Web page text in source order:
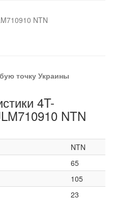
NTN
точку Украины
4T-
NTN
NTN
65
105
23